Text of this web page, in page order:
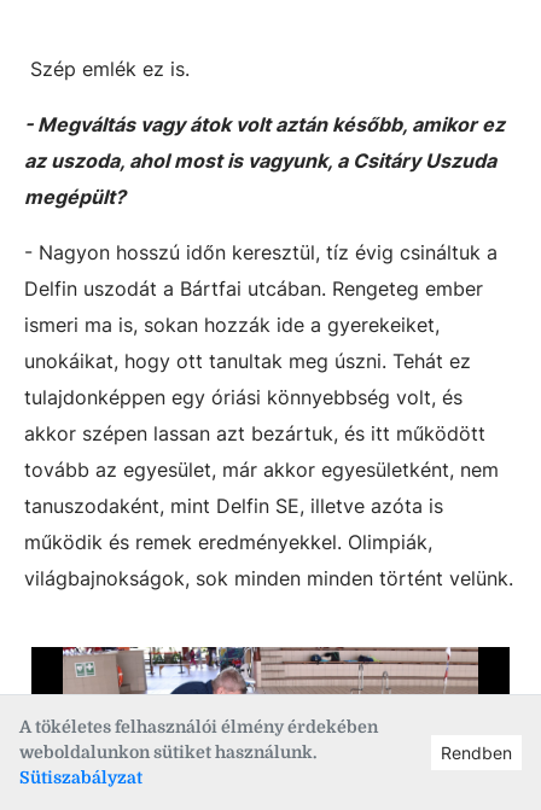
A tökéletes felhasználói élmény érdekében
weboldalunkon sütiket használunk.
Sütiszabályzat
Rendben
Szép emlék ez is.
- Megváltás vagy átok volt aztán később, amikor ez
az uszoda, ahol most is vagyunk, a Csitáry Uszuda
megépült?
- Nagyon hosszú időn keresztül, tíz évig csináltuk a
Delfin uszodát a Bártfai utcában. Rengeteg ember
ismeri ma is, sokan hozzák ide a gyerekeiket,
unokáikat, hogy ott tanultak meg úszni. Tehát ez
tulajdonképpen egy óriási könnyebbség volt, és
akkor szépen lassan azt bezártuk, és itt működött
tovább az egyesület, már akkor egyesületként, nem
tanuszodaként, mint Delfin SE, illetve azóta is
működik és remek eredményekkel. Olimpiák,
világbajnokságok, sok minden minden történt velünk.